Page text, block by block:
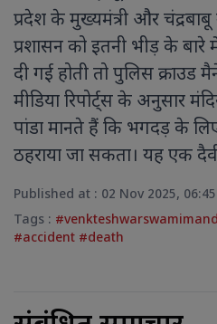
प्रदेश के मुख्यमंत्री और
प्रशासन को इतनी भीड़ के
दी गई होती तो पुलिस
मीडिया रिपोर्ट्स के अनुसार
पांडा मानते हैं कि भगदड़ के
ठहराया जा सकता। यह एक
Published at : 02 Nov 2025,
Tags :
#accident #death